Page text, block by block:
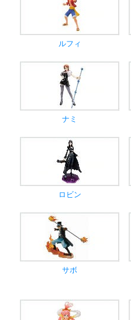
ルフィ
ナミ
ロビン
サボ